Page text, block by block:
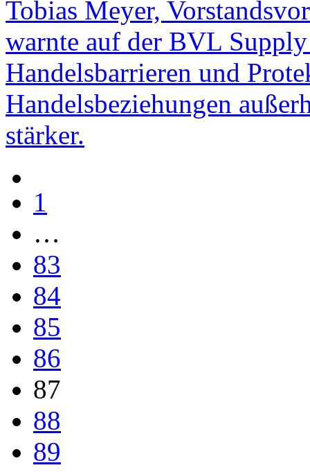
Tobias Meyer,
warnte auf der BVL
Handelsbarrieren und
Handelsbeziehungen
stärker.
1
…
83
84
85
86
87
88
89